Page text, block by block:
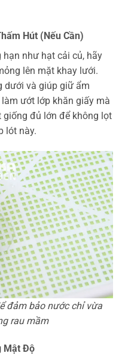
Hút (Nếu Cần)
như hạt cải củ, hãy
lên mặt khay lưới.
dưới và giúp giữ ẩm
ướt lớp khăn giấy mà
giống đủ lớn để không lọt
lót này.
đảm bảo nước chỉ vừa
rau mầm
Mật Độ